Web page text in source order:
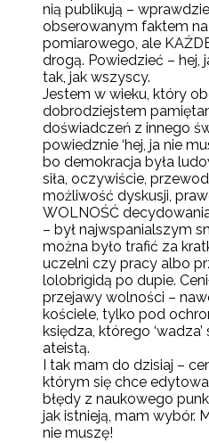
nią publikują –
obserowanym faktem
pomiarowego, ale
drogą. Powiedzieć – hej,
tak, jak wszyscy.
Jestem w wieku, który
dobrodziejstem
doświadczeń z innego
powiedznie ‘hej, ja nie
bo demokracja była
siła, oczywiście,
możliwość dyskusji,
WOLNOŚĆ
– był najwspanialszym
można było trafić za
uczelni czy pracy albo
lolobrigidą po dupie.
przejawy wolności –
kościele, tylko pod
księdza, którego
ateistą.
I tak mam do dzisiaj –
którym się chce
błędy z naukowego
jak istnieją, mam wybór.
nie muszę!